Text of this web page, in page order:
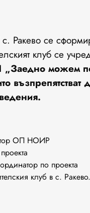
Ракево се
клуб се
„Заедно можем
ОП НОИР
по проекта
клуб в с. Ракево.